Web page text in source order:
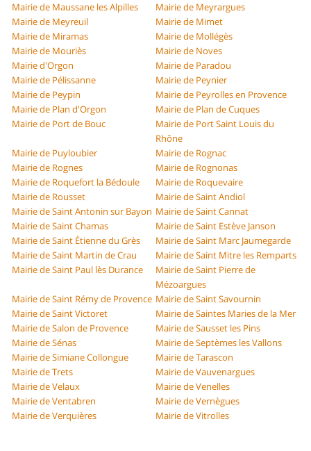
Mairie de Maussane les Alpilles
Mairie de Meyrargues
Mairie de Meyreuil
Mairie de Mimet
Mairie de Miramas
Mairie de Mollégès
Mairie de Mouriès
Mairie de Noves
Mairie d'Orgon
Mairie de Paradou
Mairie de Pélissanne
Mairie de Peynier
Mairie de Peypin
Mairie de Peyrolles en Provence
Mairie de Plan d'Orgon
Mairie de Plan de Cuques
Mairie de Port de Bouc
Mairie de Port Saint Louis du
Rhône
Mairie de Puyloubier
Mairie de Rognac
Mairie de Rognes
Mairie de Rognonas
Mairie de Roquefort la Bédoule
Mairie de Roquevaire
Mairie de Rousset
Mairie de Saint Andiol
Mairie de Saint Antonin sur Bayon Mairie de Saint Cannat
Mairie de Saint Chamas
Mairie de Saint Estève Janson
Mairie de Saint Étienne du Grès
Mairie de Saint Marc Jaumegarde
Mairie de Saint Martin de Crau
Mairie de Saint Mitre les Remparts
Mairie de Saint Paul lès Durance
Mairie de Saint Pierre de
Mézoargues
Mairie de Saint Rémy de Provence Mairie de Saint Savournin
Mairie de Saint Victoret
Mairie de Saintes Maries de la Mer
Mairie de Salon de Provence
Mairie de Sausset les Pins
Mairie de Sénas
Mairie de Septèmes les Vallons
Mairie de Simiane Collongue
Mairie de Tarascon
Mairie de Trets
Mairie de Vauvenargues
Mairie de Velaux
Mairie de Venelles
Mairie de Ventabren
Mairie de Vernègues
Mairie de Verquières
Mairie de Vitrolles